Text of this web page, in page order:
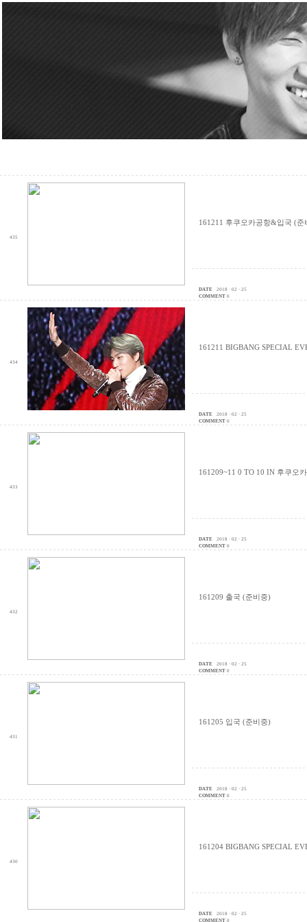
435
161211 후쿠오카공항&입국 (준
DATE
2018 · 02 · 25
COMMENT 0
434
161211 BIGBANG SPECIAL
DATE
2018 · 02 · 25
COMMENT 0
433
161209~11 0 TO 10 IN 후쿠오
DATE
2018 · 02 · 25
COMMENT 0
432
161209 출국 (준비중)
DATE
2018 · 02 · 25
COMMENT 0
431
161205 입국 (준비중)
DATE
2018 · 02 · 25
COMMENT 0
430
161204 BIGBANG SPECIAL
DATE
2018 · 02 · 25
COMMENT 0